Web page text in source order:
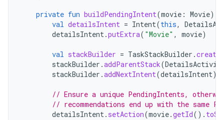
private fun buildPendingIntent(movie : Movie):
val detailsIntent = Intent(this,
detailsIntent.putExtra( "Movie" , movie)
val stackBuilder = TaskStackBuilder .create
stackBuilder .addParentStack(
stackBuilder .addNextIntent(detailsIntent)
// Ensure a unique PendingIntents,
// recommendations end up with the same
detailsIntent. setAction(movie.getId().